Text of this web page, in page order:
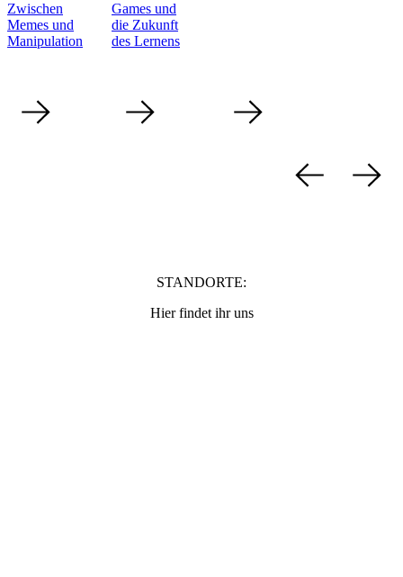
Zwischen
Memes und
Manipulation
Games und
die Zukunft
des Lernens
STANDORTE:
Hier findet ihr uns